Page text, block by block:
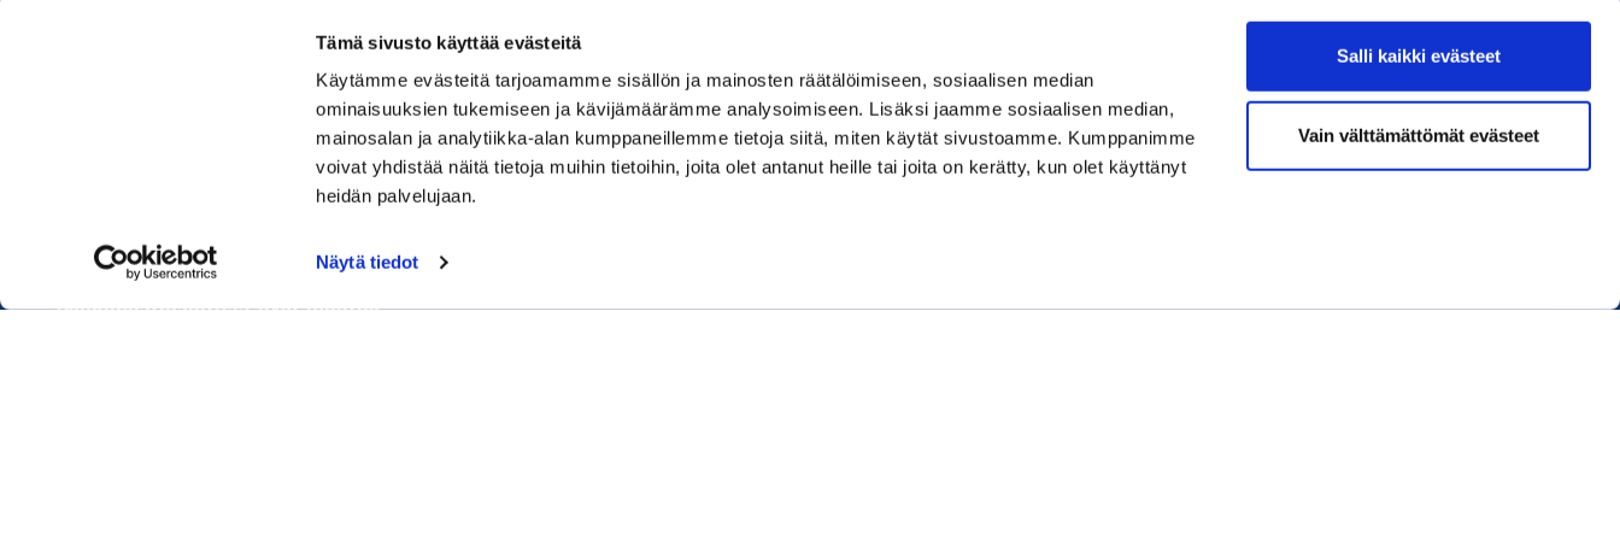
Tämä sivusto käyttää evästeitä
Käytämme evästeitä tarjoamamme sisällön ja mainosten räätälöimiseen, sosiaalisen median
ominaisuuksien tukemiseen ja kävijämäärämme analysoimiseen. Lisäksi jaamme sosiaalisen median,
mainosalan ja analytiikka-alan kumppaneillemme tietoja siitä, miten käytät sivustoamme. Kumppanimme
voivat yhdistää näitä tietoja muihin tietoihin, joita olet antanut heille tai joita on kerätty, kun olet käyttänyt
heidän palvelujaan.
Näytä tiedot
Salli kaikki evästeet
Vain välttämättömät evästeet
Rauman kauppakamari
Huom! Vientikaupan asiakirjoihin liittyvät kyselyt
040 1828 268(Heini Yli-Antola)
Sähköpostiosoitteet ovat muotoa
Kauppakamari
Koulutukset ja tapahtumat
Liity jäseneksi